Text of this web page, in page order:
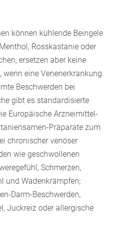
können kühlende Beingele
Rosskastanie oder
ersetzen aber keine
eine Venenerkrankung
Beschwerden bei
gibt es standardisierte
Europäische Arzneimittel-
Präparate zum
chronischer venöser
wie geschwollenen
Schmerzen,
und Wadenkrämpfen;
Darm-Beschwerden,
Juckreiz oder allergische